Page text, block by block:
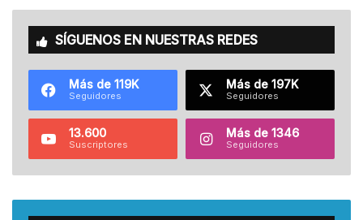
SÍGUENOS EN NUESTRAS REDES
Más de 119K
Seguidores
Más de 197K
Seguidores
13.600
Suscriptores
Más de 1346
Seguidores